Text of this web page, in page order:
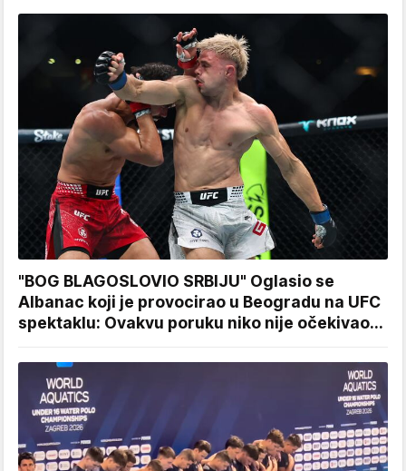
"BOG BLAGOSLOVIO SRBIJU" Oglasio se
Albanac koji je provocirao u Beogradu na UFC
spektaklu: Ovakvu poruku niko nije očekivao...